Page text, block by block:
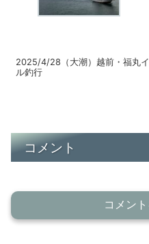
2025/4/28（大潮）越前・福丸
ル釣行
コメント
コメン